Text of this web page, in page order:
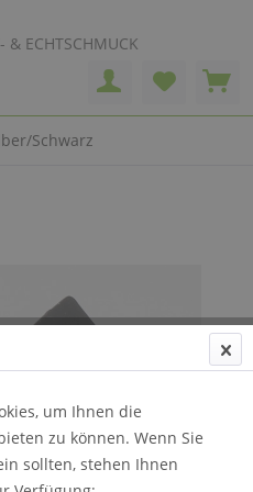
& ECHTSCHMUCK
Schwarz
um Ihnen die
zu können. Wenn Sie
sollten, stehen Ihnen